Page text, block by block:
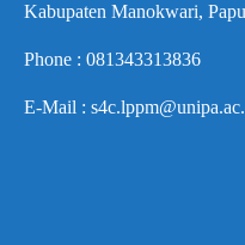
Kabupaten Manokwari,
Phone : 081343313836
E-Mail :